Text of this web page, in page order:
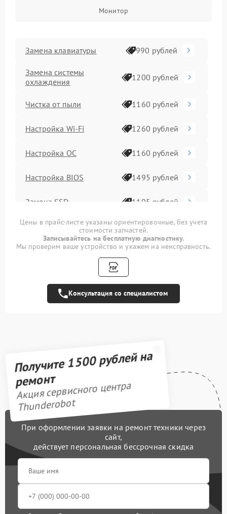
Монитор
Замена клавиатуры 990 рублей
Замена системы
охлаждения
1200 рублей
Чистка от пыли 1160 рублей
Настройка Wi-Fi 1260 рублей
Настройка ОС 1160 рублей
Настройка BIOS 1495 рублей
Замена SSD 1195 рублей
Установка драйверов 1170 рублей
Замена видеочипа 2990 рублей
Замена материнской
Замена шлейфа
Замена звуковой карты 1595 рублей
Замена процессора
Замена шим-
контроллера
2700 рублей
Замена корпуса 1045 рублей
Замена аккумулятора 620 рублей
Замена видеокарты 1950 рублей
Цены в прайс-листе указаны ориентировочные, без учета
стоимости запчастей.
Записывайтесь на бесплатную диагностику.
Мы проверим ваше устройство и укажем на неисправность.
Консультация со специалистом
Получите 1500 рублей на
ремонт
Акция сервисного центра
Thunderobot
При оформлении заявки на ремонт техники через
сайт,
действует персональная бессрочная скидка